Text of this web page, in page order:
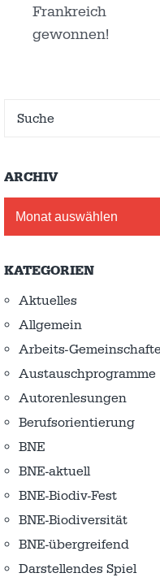
Frankreich
gewonnen!
ARCHIV
KATEGORIEN
Aktuelles
Allgemein
Arbeits-
Austausch­programme
Autorenlesungen
Berufsorientierung
BNE
BNE-aktuell
BNE-Biodiv-Fest
BNE-Biodiversität
BNE-übergreifend
Darstellendes Spiel